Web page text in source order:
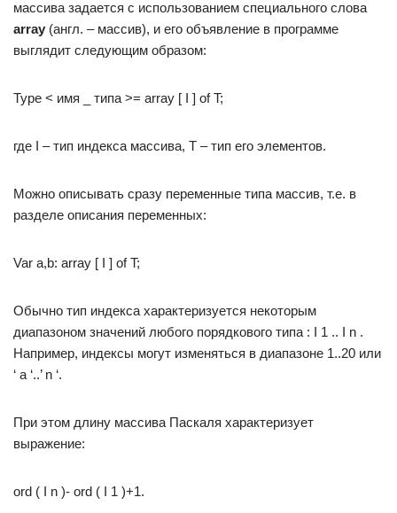
массива задается с использованием специального слова
array (англ. – массив), и его объявление в программе
выглядит следующим образом:
Type < имя _ типа >= array [ I ] of T;
где I – тип индекса массива, T – тип его элементов.
Можно описывать сразу переменные типа массив, т.е. в
разделе описания переменных:
Var a,b: array [ I ] of T;
Обычно тип индекса характеризуется некоторым
диапазоном значений любого порядкового типа : I 1 .. I n .
Например, индексы могут изменяться в диапазоне 1..20 или
‘ a ‘..’ n ‘.
При этом длину массива Паскаля характеризует
выражение:
ord ( I n )- ord ( I 1 )+1.